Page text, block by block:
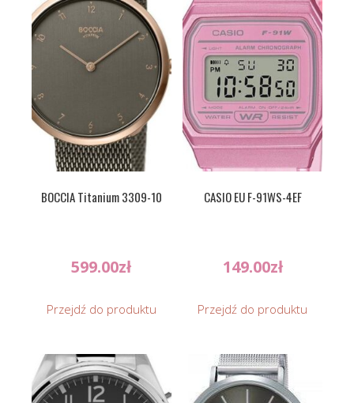
BOCCIA Titanium 3309-10
599.00zł
Przejdź do produktu
CASIO EU F-91WS-4EF
149.00zł
Przejdź do produktu